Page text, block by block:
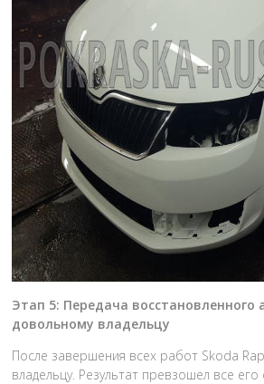
Этап 5: Передача восстановленного
довольному владельцу
После завершения всех работ Skoda
владельцу. Результат превзошел все его